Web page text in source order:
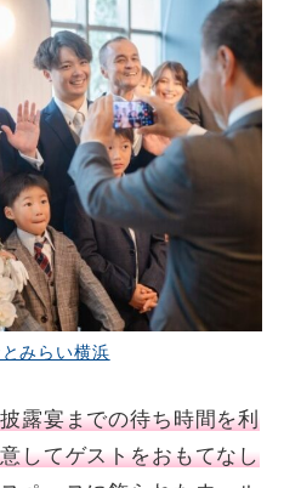
みらい横浜
露宴までの待ち時間を利
してゲストをおもてなし